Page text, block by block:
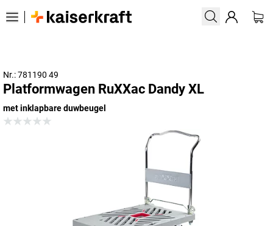
Nr.: 781190 49
Platformwagen RuXXac Dandy XL
met inklapbare duwbeugel